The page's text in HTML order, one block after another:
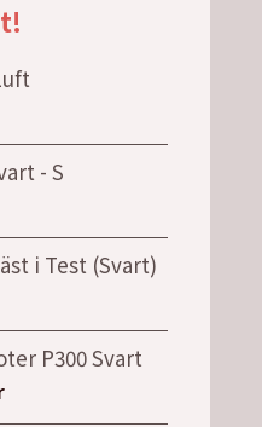
kr.
- S
i Test (Svart)
P300 Svart
Det